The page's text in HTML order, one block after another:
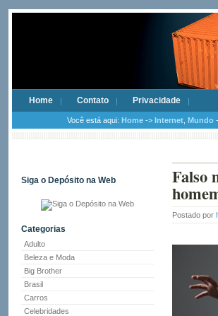
Home Contato Privacidade
Você está aqui: Home -> Internet Mundo
Siga o Depósito na Web
Categorias
Adulto
Beleza e Moda
Big Brother
Brasil
Carros
Celebridades
Falso
Postado por